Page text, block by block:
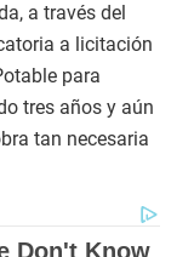
a través del
a licitación
para
tres años y aún
tan necesaria